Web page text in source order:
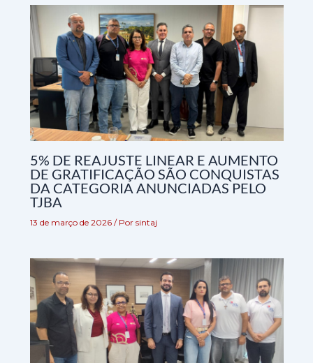
5% DE REAJUSTE LINEAR E AUMENTO
DE GRATIFICAÇÃO SÃO CONQUISTAS
DA CATEGORIA ANUNCIADAS PELO
TJBA
13 de março de 2026 / Por sintaj